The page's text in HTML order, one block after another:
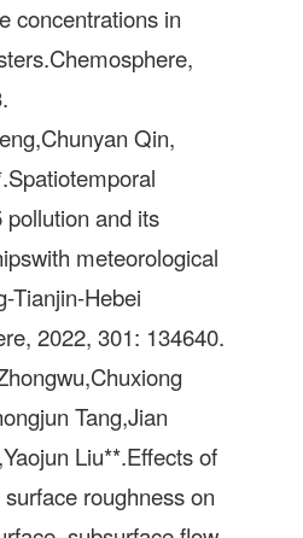
concentrations in
Qin,
and its
meteorological
Tianjin-Hebei
2022, 301: 134640.
Tang,Jian
Liu**.Effects of
roughness on